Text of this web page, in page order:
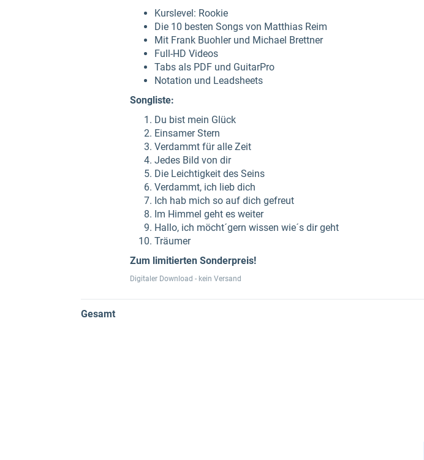
Kurslevel: Rookie
Die 10 besten Songs von Matthias Reim
Mit Frank Buohler und Michael Brettner
Full-HD Videos
Tabs als PDF und GuitarPro
Notation und Leadsheets
Songliste:
Du bist mein Glück
Einsamer Stern
Verdammt für alle Zeit
Jedes Bild von dir
Die Leichtigkeit des Seins
Verdammt, ich lieb dich
Ich hab mich so auf dich gefreut
Im Himmel geht es weiter
Hallo, ich möcht´gern wissen wie´s dir geht
Träumer
Zum limitierten Sonderpreis!
Digitaler Download - kein Versand
Gesamt